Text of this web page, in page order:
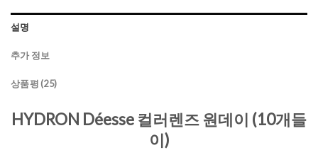
설명
추가 정보
상품평 (25)
HYDRON Déesse 컬러렌즈 원데이 (10개들
이)